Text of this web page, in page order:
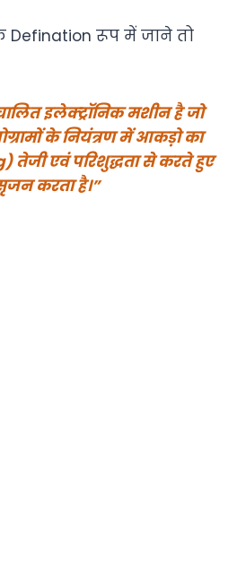
रूप में जाने तो
इलेक्ट्रॉनिक मशीन है जो
के नियंत्रण में आकड़ो का
तेजी एवं परिशुद्धता से करते हुए
करता है।”